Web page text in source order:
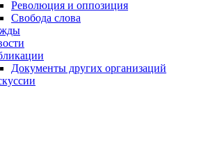
Революция и оппозиция
Свобода слова
Документы других организаций